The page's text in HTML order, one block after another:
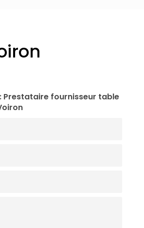
Prestataire fournisseur table